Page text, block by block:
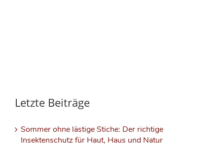
Letzte Beiträge
Sommer ohne lästige Stiche: Der richtige
Insektenschutz für Haut, Haus und Natur